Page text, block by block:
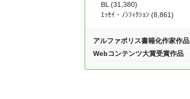
BL (31,380)
ｴｯｾｲ・ﾉﾝﾌｨｸｼｮﾝ (8,861)
アルファポリス書籍化作家作品
Webコンテンツ大賞受賞作品